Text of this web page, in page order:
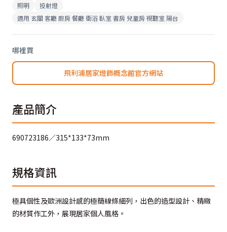
照明
投射燈
適用 玄關 客廳 廚房 餐廳 衛浴 臥室 書房 兒童房 視聽室 陽台
哪裡買
飛利浦居家燈飾概念館官方網站
產品簡介
690723186／315*133*73mm
規格資訊
極具個性及歐洲設計感的極簡線條細列，出色的造型設計、精緻
的材質作工外，展現居家個人風格。